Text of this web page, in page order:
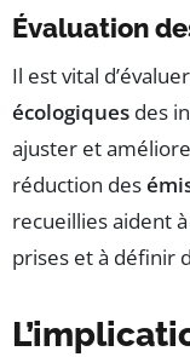
Évaluation
Il est vital
écologiques des
ajuster et
réduction des
recueillies aident
prises et à définir